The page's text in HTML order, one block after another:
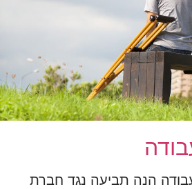
הנה תביעה נגד חברת